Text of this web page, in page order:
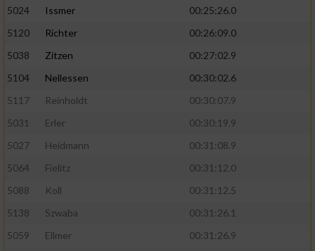
5024
Issmer
00:25:26.0
5120
Richter
00:26:09.0
5038
Zitzen
00:27:02.9
5104
Nellessen
00:30:02.6
5117
Reinholdt
00:30:07.9
5031
Erler
00:30:19.9
5027
Heidmann
00:31:08.9
5064
Fielitz
00:31:12.0
5088
Koll
00:31:12.5
5138
Szwaba
00:31:26.1
5059
Ellmer
00:31:26.9